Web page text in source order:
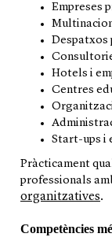
Empreses
Despatxos
Hotels i
Centres
Start-ups i
Pràcticament
professionals
organitzatives.
Competències